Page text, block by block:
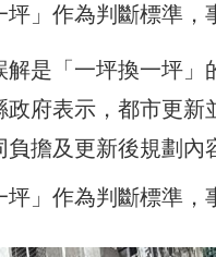
」作為判斷標準，
是「一坪換一坪
府表示，都市更
擔及更新後規劃內
」作為判斷標準，